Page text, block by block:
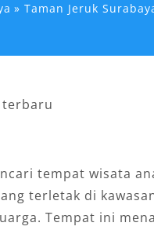
Taman Jeruk
tempat wisata
terletak di
Tempat ini